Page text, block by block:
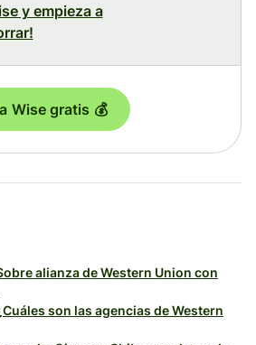
y empieza a
Wise gratis 💰
alianza de Western Union con
son las agencias de Western